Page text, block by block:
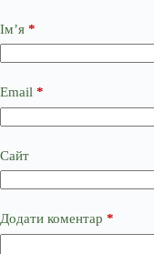
Ім’я *
Email *
Сайт
Додати коментар *